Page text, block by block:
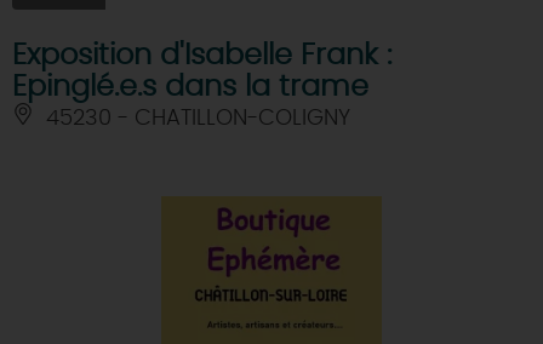
Exposition d'Isabelle Frank :
Epinglé.e.s dans la trame
45230 - CHATILLON-COLIGNY